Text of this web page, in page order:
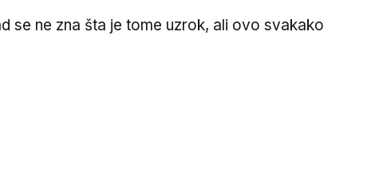
se ne zna šta je tome uzrok, ali ovo svakako